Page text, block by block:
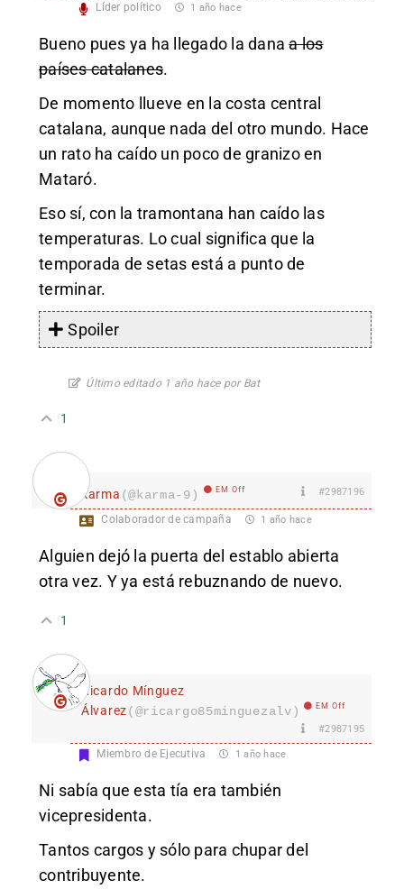
Líder político 1 año hace
Bueno pues ya ha llegado la danaa los
países catalanes.
De momento llueve en la costa central
catalana, aunque nada del otro mundo. Hace
un rato ha caído un poco de granizo en
Mataró.
Eso sí, con la tramontana han caído las
temperaturas. Lo cual significa que la
temporada de setas está a punto de
terminar.
Spoiler
Último editado 1 año hace por Bat
1
karma (@karma-9) EM Off #2987196
Colaborador de campaña 1 año hace
Alguien dejó la puerta del establo abierta
otra vez. Y ya está rebuznando de nuevo.
1
Ricardo Mínguez
Álvarez(@ricargo85minguezalv) EM Off
#2987195
Miembro de Ejecutiva 1 año hace
Ni sabía que esta tía era también
vicepresidenta.
Tantos cargos y sólo para chupar del
contribuyente.